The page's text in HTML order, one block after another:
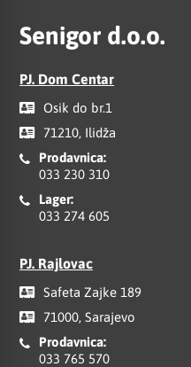
Senigor d.o.o.
PJ. Dom Centar
Osik do br.1
71210, Ilidža
Prodavnica:
033 230 310
Lager:
033 274 605
PJ. Rajlovac
Safeta Zajke 189
71000, Sarajevo
Prodavnica:
033 765 570